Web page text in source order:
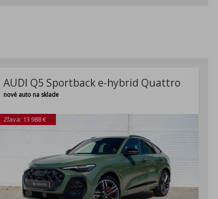
AUDI Q5 Sportback e-hybrid Quattro
nové auto na sklade
Zľava: 13 988 €